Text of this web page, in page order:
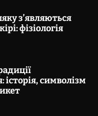
з’являються
фізіологія
історія, символізм